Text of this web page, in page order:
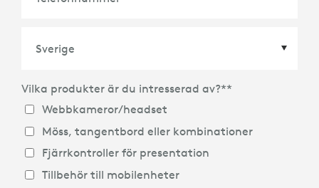
Land*
Vilka produkter är du intresserad av?**
Webbkameror/headset
Möss, tangentbord eller kombinationer
Fjärrkontroller för presentation
Tillbehör till mobilenheter